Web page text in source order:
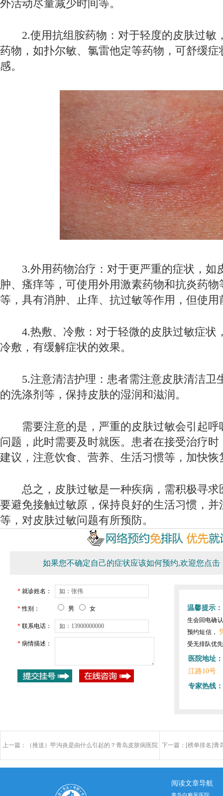
外活动尽量减少时间等。
2.使用抗组胺药物：对于轻度的皮肤过敏
药物，如扑尔敏、氯雷他定等药物，可舒缓
感。
3.外用药物治疗：对于更严重的症状，如
肿、瘙痒等，可使用外用激素药物和抗炎药
等，具有消肿、止痒、抗过敏等作用，但使用
4.热敷、冷敷：对于轻微的皮肤过敏症状
冷敷，有缓解症状的效果。
5.注意清洁护理：患者需注意皮肤清洁卫
的洗涤剂等，保持皮肤的湿润和滋润。
需要注意的是，严重的皮肤过敏会引起呼
问题，此时需要及时就医。患者在接受治疗
建议，注意饮食、营养、生活习惯等，加快恢
总之，皮肤过敏是一种疾病，需积极寻求
要避免接触过敏原，保持良好的生活习惯，
等，对皮肤过敏问题有所预防。
如果您不确定自己的症状应该如何预约,欢迎您点击
* 就诊姓名：
*性别： 男 女
* 联系电话：
* 病情描述：
温馨提示：
生会回电确
预约短信，
受无排队优
医院地址：
江路10号
专家热线：
上一篇： （推送）甲沟炎是由什么引起的？青岛皮肤病医院 下一篇： [榜单排名]青
阅读文章导航